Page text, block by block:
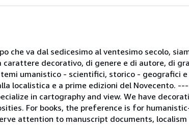
che va dal sedicesimo al ventesimo secolo,
decorativo, di genere e di autore, di
umanistico - scientifici, storico - geografici
localistica e a prime edizioni del
in cartography and view. We have
For books, the preference is for
attention to manuscript documents,